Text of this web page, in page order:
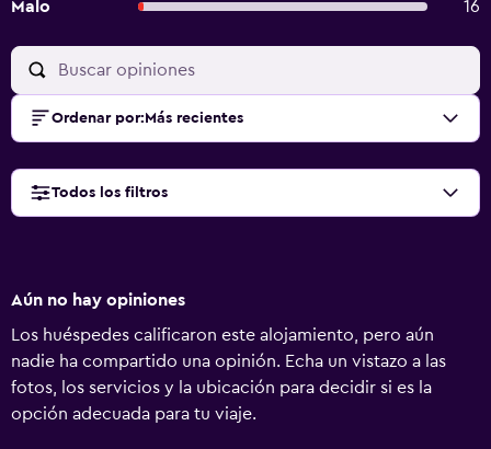
Malo
16
Ordenar por: Más recientes
Todos los filtros
Aún no hay opiniones
Los huéspedes calificaron este alojamiento, pero aún
nadie ha compartido una opinión. Echa un vistazo a las
fotos, los servicios y la ubicación para decidir si es la
opción adecuada para tu viaje.